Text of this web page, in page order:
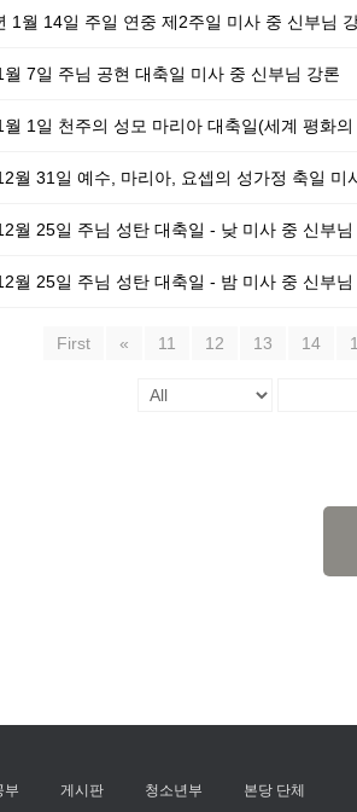
1월 14일 주일 연중 제2주일 미사 중 신부님
월 7일 주님 공현 대축일 미사 중 신부님 강론
월 1일 천주의 성모 마리아 대축일(세계 평화
월 31일 예수, 마리아, 요셉의 성가정 축일 미
월 25일 주님 성탄 대축일 - 낮 미사 중 신부님
월 25일 주님 성탄 대축일 - 밤 미사 중 신부님
First « 11 12 13 14
부 게시판 청소년부 본당 단체